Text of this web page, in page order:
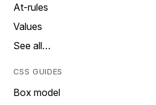
At-rules
Values
See all…
CSS GUIDES
Box model